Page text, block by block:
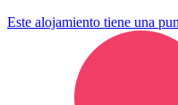
Este alojamiento tiene una